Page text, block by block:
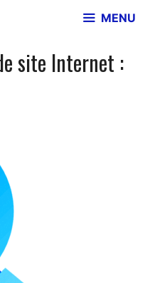
MENU
site Internet :